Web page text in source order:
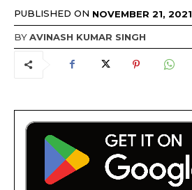
PUBLISHED ON NOVEMBER 21, 2021
BYAVINASH KUMAR SINGH